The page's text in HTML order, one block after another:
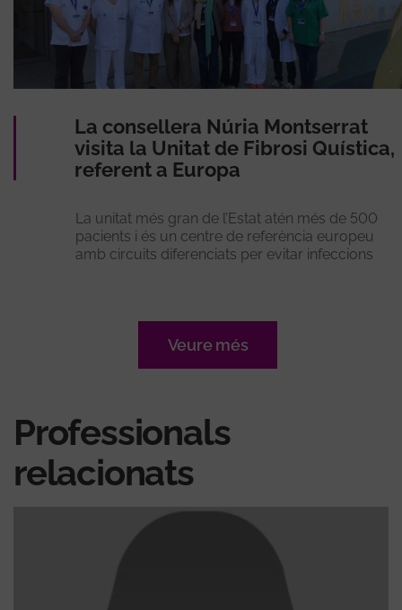
La consellera Núria Montserrat
visita la Unitat de Fibrosi Quística,
referent a Europa
La unitat més gran de l’Estat atén més de 500
pacients i és un centre de referència europeu
amb circuits diferenciats per evitar infeccions
Veure més
Professionals
relacionats